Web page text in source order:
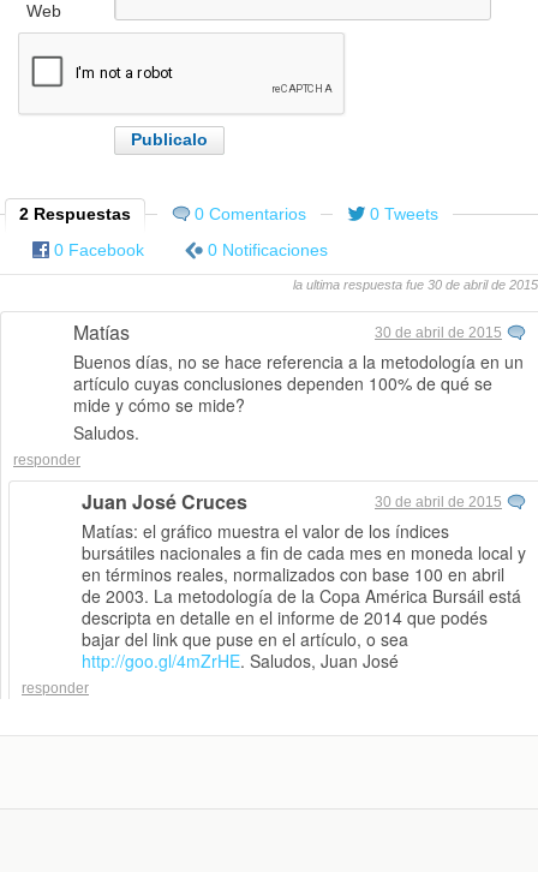
Web
2 Respuestas 0 Comentarios
0 Tweets
0 Facebook
0 Notificaciones
la ultima respuesta fue 30 de abril de 2015
Matías 30 de abril de 2015
Buenos días, no se hace referencia a la metodología en un
artículo cuyas conclusiones dependen 100% de qué se
mide y cómo se mide?
Saludos.
responder
Juan José Cruces 30 de abril de 2015
Matías: el gráfico muestra el valor de los índices
bursátiles nacionales a fin de cada mes en moneda local y
en términos reales, normalizados con base 100 en abril
de 2003. La metodología de la Copa América Bursáil está
descripta en detalle en el informe de 2014 que podés
bajar del link que puse en el artículo, o sea
http://goo.gl/4mZrHE. Saludos, Juan José
responder